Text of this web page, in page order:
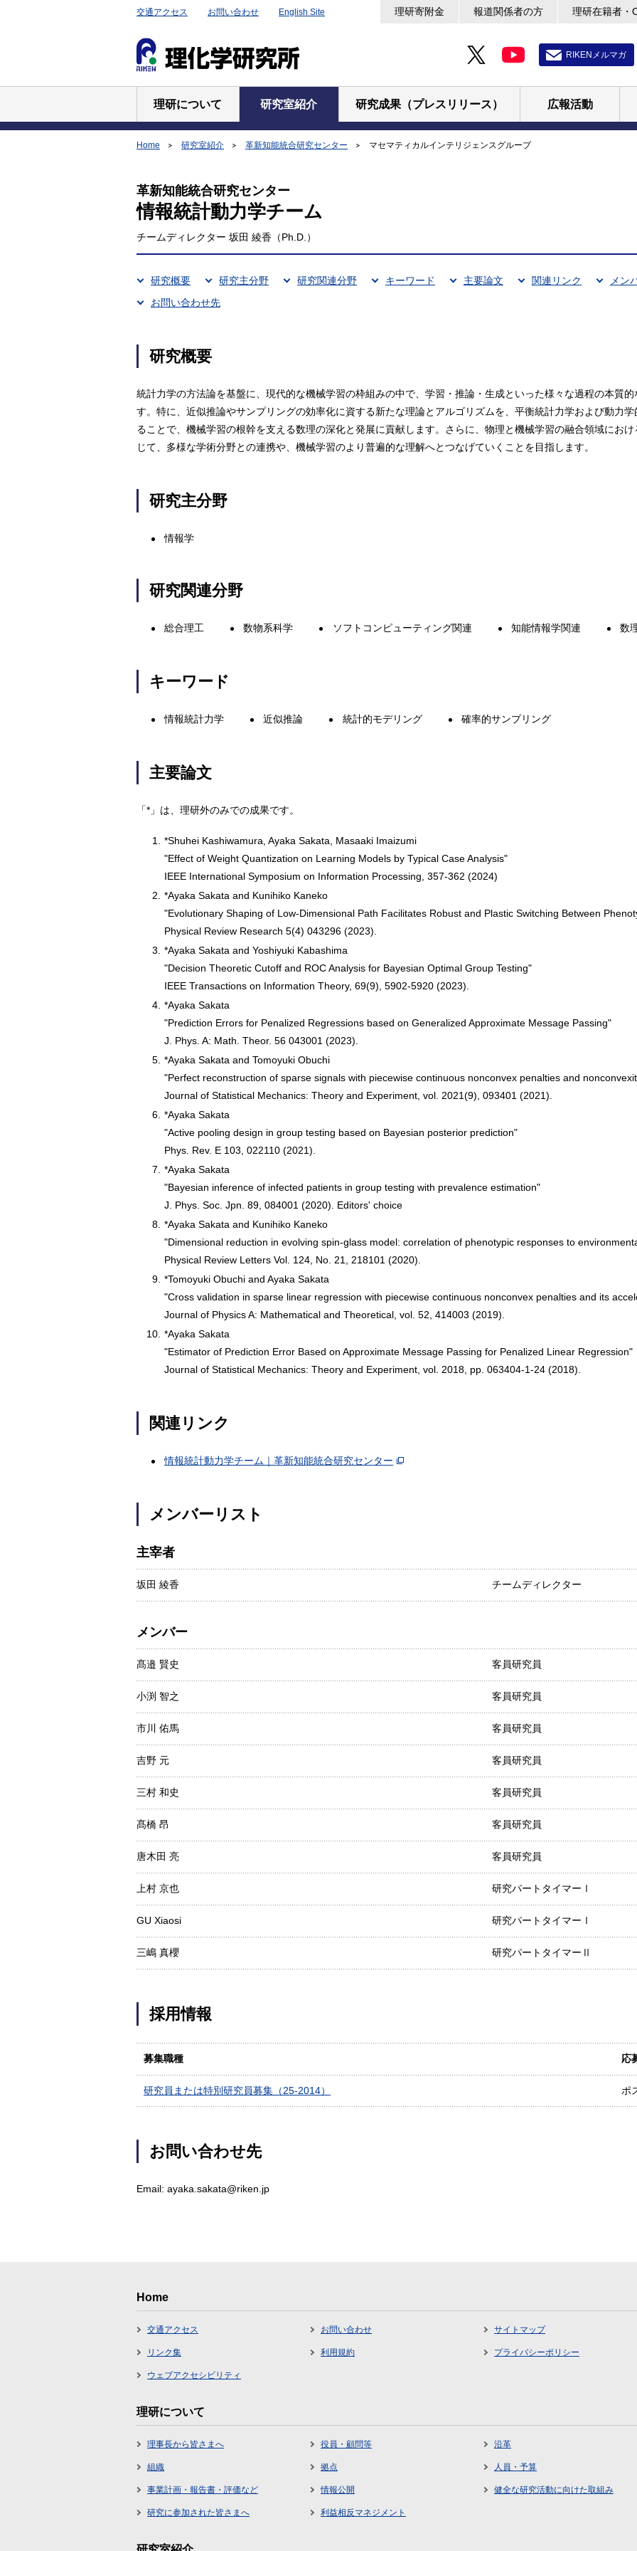
交通アクセス お問い合わせ English Site 理研寄附金 報道関係者の方 理研在籍者・
RIKENメルマガ
理研について 研究室紹介 研究成果（プレスリリース） 広報活動
Home 研究室紹介 革新知能統合研究センター マセマティカルインテリジェンスグループ
革新知能統合研究センター
情報統計動力学チーム
チームディレクター 坂田 綾香（Ph.D.）
研究概要 研究主分野 研究関連分野 キーワード 主要論文 関連リンク メン
お問い合わせ先
研究概要
統計力学の方法論を基盤に、現代的な機械学習の枠組みの中で、学習・推論・生成といった様々な過程の本質的
す。特に、近似推論やサンプリングの効率化に資する新たな理論とアルゴリズムを、平衡統計力学および動力
ることで、機械学習の根幹を支える数理の深化と発展に貢献します。さらに、物理と機械学習の融合領域におけ
じて、多様な学術分野との連携や、機械学習のより普遍的な理解へとつなげていくことを目指します。
研究主分野
情報学
研究関連分野
総合理工 数物系科学 ソフトコンピューティング関連 知能情報学関連 数
キーワード
情報統計力学 近似推論 統計的モデリング 確率的サンプリング
主要論文
「*」は、理研外のみでの成果です。
1.
*Shuhei Kashiwamura, Ayaka Sakata, Masaaki Imaizumi
"Effect of Weight Quantization on Learning Models by Typical Case Analysis"
IEEE International Symposium on Information Processing, 357-362 (2024)
2.
*Ayaka Sakata and Kunihiko Kaneko
"Evolutionary Shaping of Low-Dimensional Path Facilitates Robust and Plastic Switching Between
Physical Review Research 5(4) 043296 (2023).
3.
*Ayaka Sakata and Yoshiyuki Kabashima
"Decision Theoretic Cutoff and ROC Analysis for Bayesian Optimal Group Testing"
IEEE Transactions on Information Theory, 69(9), 5902-5920 (2023).
4. *Ayaka Sakata
"Prediction Errors for Penalized Regressions based on Generalized Approximate Message Passing"
J. Phys. A: Math. Theor. 56 043001 (2023).
5. *Ayaka Sakata and Tomoyuki Obuchi
"Perfect reconstruction of sparse signals with piecewise continuous nonconvex penalties and
Journal of Statistical Mechanics: Theory and Experiment, vol. 2021(9), 093401 (2021).
6. *Ayaka Sakata
"Active pooling design in group testing based on Bayesian posterior prediction"
Phys. Rev. E 103, 022110 (2021).
7.
*Ayaka Sakata
"Bayesian inference of infected patients in group testing with prevalence estimation"
J. Phys. Soc. Jpn. 89, 084001 (2020). Editors' choice
8. *Ayaka Sakata and Kunihiko Kaneko
"Dimensional reduction in evolving spin-glass model: correlation of phenotypic responses to
Physical Review Letters Vol. 124, No. 21, 218101 (2020).
9. *Tomoyuki Obuchi and Ayaka Sakata
"Cross validation in sparse linear regression with piecewise continuous nonconvex penalties and its
Journal of Physics A: Mathematical and Theoretical, vol. 52, 414003 (2019).
10. *Ayaka Sakata
"Estimator of Prediction Error Based on Approximate Message Passing for Penalized Linear Regression"
Journal of Statistical Mechanics: Theory and Experiment, vol. 2018, pp. 063404-1-24 (2018).
関連リンク
情報統計動力学チーム｜革新知能統合研究センター
メンバーリスト
主宰者
坂田 綾香 チームディレクター
メンバー
髙邉 賢史 客員研究員
小渕 智之 客員研究員
市川 佑馬 客員研究員
吉野 元 客員研究員
三村 和史 客員研究員
髙橋 昂 客員研究員
唐木田 亮 客員研究員
上村 京也 研究パートタイマーⅠ
GU Xiaosi 研究パートタイマーⅠ
三嶋 真櫻 研究パートタイマーⅡ
採用情報
募集職種 応
研究員または特別研究員募集（25-2014） ポ
お問い合わせ先
Email: ayaka.sakata@riken.jp
Home
交通アクセス お問い合わせ サイトマップ
リンク集 利用規約 プライバシーポリシー
ウェブアクセシビリティ
理研について
理事長から皆さまへ 役員・顧問等 沿革
組織 拠点 人員・予算
事業計画・報告書・評価など 情報公開 健全な研究活動に向けた取組み
研究に参加された皆さまへ 利益相反マネジメント